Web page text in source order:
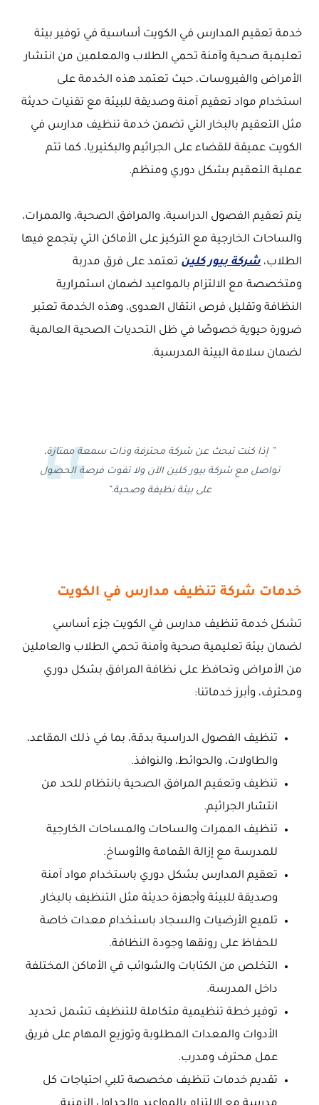
خدمة تعقيم المدارس في الكويت أساسية في توفير بيئة
تعليمية صحية وآمنة تحمي الطلاب والمعلمين من انتشار
الأمراض والفيروسات، حيث تعتمد هذه الخدمة على
استخدام مواد تعقيم آمنة وصديقة للبيئة مع تقنيات حديثة
مثل التعقيم بالبخار التي تضمن خدمة تنظيف مدارس في
الكويت عميقة للقضاء على الجراثيم والبكتيريا، كما تتم
عملية التعقيم بشكل دوري ومنظم.
يتم تعقيم الفصول الدراسية، والمرافق الصحية، والممرات،
والساحات الخارجية مع التركيز على الأماكن التي يتجمع فيها
الطلاب، شركة بيور كلين تعتمد على فرق مدربة
ومتخصصة مع الالتزام بالمواعيد لضمان استمرارية
النظافة وتقليل فرص انتقال العدوى، وهذه الخدمة تعتبر
ضرورة حيوية خصوصًا في ظل التحديات الصحية العالمية
لضمان سلامة البيئة المدرسية.
” إذا كنت تبحث عن شركة محترفة وذات سمعة ممتازة،
تواصل مع شركة بيور كلين الآن ولا تفوت فرصة الحصول
على بيئة نظيفة وصحية.”
خدمات شركة تنظيف مدارس في الكويت
تشكل خدمة تنظيف مدارس في الكويت جزء أساسي
لضمان بيئة تعليمية صحية وآمنة تحمي الطلاب والعاملين
من الأمراض وتحافظ على نظافة المرافق بشكل دوري
ومحترف، وأبرز خدماتنا:
تنظيف الفصول الدراسية بدقة، بما في ذلك المقاعد،
والطاولات، والحوائط، والنوافذ.
تنظيف وتعقيم المرافق الصحية بانتظام للحد من
انتشار الجراثيم.
تنظيف الممرات والساحات والمساحات الخارجية
للمدرسة مع إزالة القمامة والأوساخ.
تعقيم المدارس بشكل دوري باستخدام مواد آمنة
وصديقة للبيئة وأجهزة حديثة مثل التنظيف بالبخار.
تلميع الأرضيات والسجاد باستخدام معدات خاصة
للحفاظ على رونقها وجودة النظافة.
التخلص من الكتابات والشوائب في الأماكن المختلفة
داخل المدرسة.
توفير خطة تنظيمية متكاملة للتنظيف تشمل تحديد
الأدوات والمعدات المطلوبة وتوزيع المهام على فريق
عمل محترف ومدرب.
تقديم خدمات تنظيف مخصصة تلبي احتياجات كل